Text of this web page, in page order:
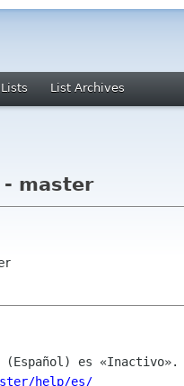
List Archives
- master
help/es/